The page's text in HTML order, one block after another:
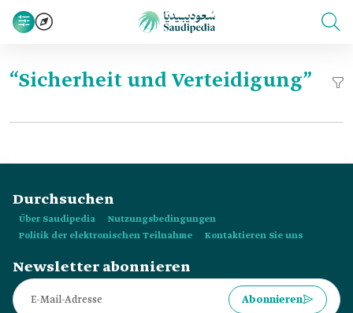
“Sicherheit und Verteidigung”
Durchsuchen
Über Saudipedia
Nutzungsbedingungen
Politik der elektronischen Teilnahme
Kontaktieren Sie uns
Newsletter abonnieren
Abonnieren